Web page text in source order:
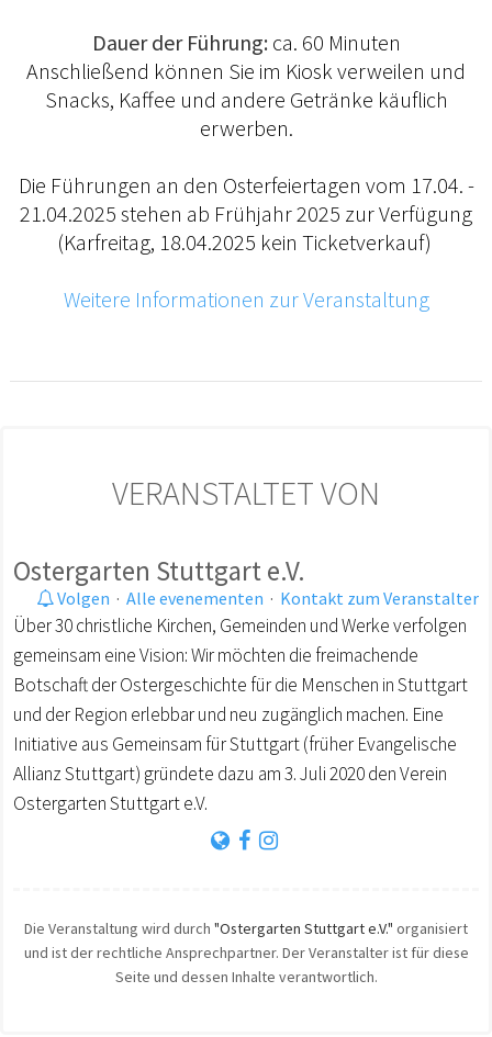
Dauer der Führung:ca. 60 Minuten
Anschließend können Sie im Kiosk verweilen und
Snacks, Kaffee und andere Getränke käuflich
erwerben.
Die Führungen an den Osterfeiertagen vom 17.04. -
21.04.2025 stehen ab Frühjahr 2025 zur Verfügung
(Karfreitag, 18.04.2025 kein Ticketverkauf)
Weitere Informationen zur Veranstaltung
VERANSTALTET VON
Ostergarten Stuttgart e.V.
Volgen · Alle evenementen · Kontakt zum Veranstalter
Über 30 christliche Kirchen, Gemeinden und Werke verfolgen
gemeinsam eine Vision: Wir möchten die freimachende
Botschaft der Ostergeschichte für die Menschen in Stuttgart
und der Region erlebbar und neu zugänglich machen. Eine
Initiative aus Gemeinsam für Stuttgart (früher Evangelische
Allianz Stuttgart) gründete dazu am 3. Juli 2020 den Verein
Ostergarten Stuttgart e.V.
Die Veranstaltung wird durch "Ostergarten Stuttgart e.V." organisiert
und ist der rechtliche Ansprechpartner. Der Veranstalter ist für diese
Seite und dessen Inhalte verantwortlich.